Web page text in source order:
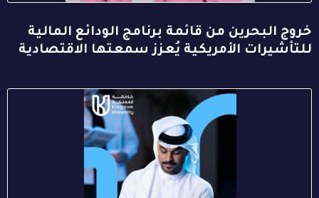
خروج البحرين من قائمة برنامج الودائع المالية
للتأشيرات الأمريكية يُعزز سمعتها الاقتصادية